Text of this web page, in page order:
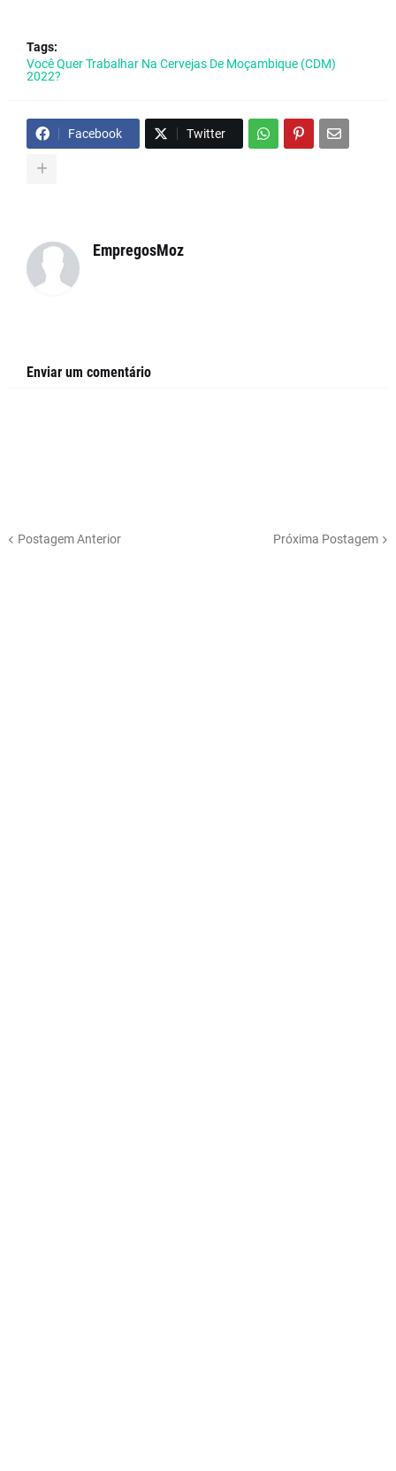
Tags:
Você Quer Trabalhar Na Cervejas De Moçambique (CDM)
2022?
Facebook Twitter
EmpregosMoz
Enviar um comentário
Postagem Anterior Próxima Postagem